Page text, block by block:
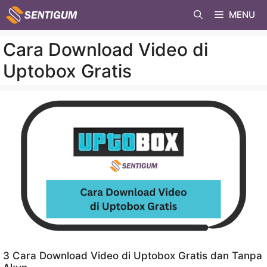
Skip
to
MENU
Cara Download Video di
Uptobox Gratis
3 Cara Download Video di Uptobox Gratis dan Tanpa